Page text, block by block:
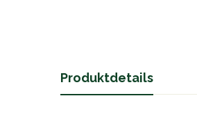
Produktdetails